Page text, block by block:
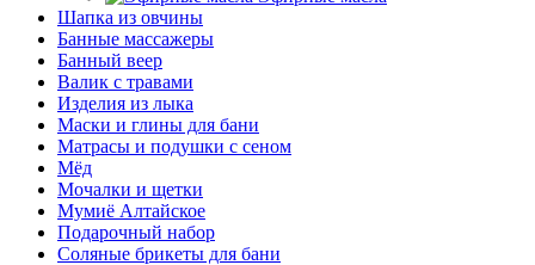
Шапка из овчины
Банные массажеры
Банный веер
Валик с травами
Изделия из лыка
Маски и глины для бани
Матрасы и подушки с сеном
Мёд
Мочалки и щетки
Мумиё Алтайское
Подарочный набор
Соляные брикеты для бани